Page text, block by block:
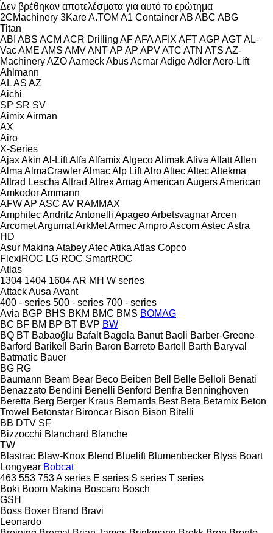
Δεν βρέθηκαν αποτελέσματα για αυτό το ερώτημα
2CMachinery 3KareA.TOM A1 ContainerAB ABC ABG
Titan
ABI ABS ACM ACR Drilling AFAFAAFIX AFTAGP AGTAL-
VacAME AMS AMVANTAP AP APVATC ATN ATS AZ-
MachineryAZOAameckAbusAcmarAdigeAdlerAero-Lift
Ahlmann
ALAS AZ
Aichi
SP SR SV
AimixAirman
AX
Airo
X-Series
AjaxAkin Al-LiftAlfa AlfamixAlgecoAlimakAliva AllattAllen
Alma AlmaCrawlerAlmacAlp LiftAlroAltecAltecAltekma
Altrad Lescha Altrad AltrexAmag American AugersAmerican
AmkodorAmmann
AFWAP ASC AV RAMMAX
AmphitecAndritz Antonelli ApageoArbetsvagnarArcen
ArcometArgumatArkMetArmecArnproAscomAstecAstra
HD
Asur Makina AtabeyAtecAtika Atlas Copco
FlexiROC LG ROC SmartROC
Atlas
1304 1404 1604AR MH W series
AttackAusa Avant
400 - series 500 - series 700 - series
Avia BGP BHS BKM BMC BMS BOMAG
BC BF BM BP BT BVP BW
BQ BT Babaoğlu Bafalt Bagela Banut Baoli Barber-Greene
Barford Barikell Barin Baron Barreto Bartell Barth Baryval
Batmatic Bauer
BG RG
Baumann Beam Bear Beco Beiben Bell Belle Belloli Benati
Benazzato Bendini Benelli Benford Benfra Benninghoven
Beretta Berg Berger Kraus Bernards Best Beta Betamix Beton
Trowel Betonstar Bironcar Bison Bison Bitelli
BB DTV SF
Bizzocchi Blanchard Blanche
TW
Blastrac Blaw-Knox Blend Bluelift Blumenbecker Blyss Boart
Longyear Bobcat
463 553 753A series E series S series T series
Boki Boom Makina Boscaro Bosch
GSH
Boss Boxer Brand Bravi
Leonardo